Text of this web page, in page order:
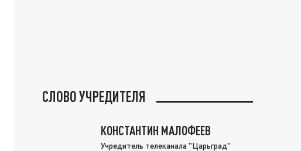
СЛОВО УЧРЕДИТЕЛЯ
КОНСТАНТИН МАЛОФЕЕВ
Учредитель телеканала "Царьград"